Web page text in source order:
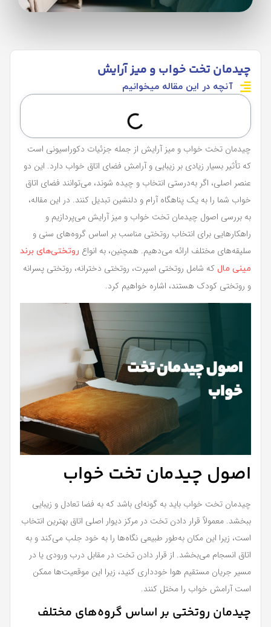
چیدمان تخت خواب و میز آرایش
آنچه در این مقاله میخوانیم
چیدمان تخت خواب و میز آرایش از جمله جزئیات دکوراسیونی است
که تأثیر بسیار زیادی بر زیبایی و آرامش فضای اتاق خواب دارد. این دو
عنصر اصلی، اگر به‌درستی انتخاب و چیده شوند، می‌توانند فضای اتاق
خواب شما را به یک پناهگاه آرام و دلنشین تبدیل کنند. در این مقاله،
به بررسی اصول چیدمان تخت خواب و میز آرایش می‌پردازیم و
راهکارهایی برای انتخاب روتختی مناسب بر اساس گروه‌های سنی و
سلیقه‌های مختلف ارائه می‌دهیم. همچنین، به انواع روتختی‌های برند
مینی‌ مال که شامل روتختی اسپرت، روتختی دخترانه، روتختی پسرانه
و روتختی کودک هستند، اشاره خواهیم کرد.
اصول چیدمان تخت خواب
چیدمان تخت خواب باید به گونه‌ای باشد که به فضا تعادل و زیبایی
ببخشد. معمولاً قرار دادن تخت در مرکز دیوار اصلی اتاق بهترین انتخاب
است، زیرا این مکان به‌طور طبیعی نگاه‌ها را به خود جلب می‌کند و به
اتاق انسجام می‌بخشد. از قرار دادن تخت در مقابل درب ورودی یا در
مسیر جریان مستقیم هوا خودداری کنید، زیرا این موقعیت‌ها ممکن
است آرامش خواب را مختل کنند.
چیدمان روتختی بر اساس گروه‌های مختلف